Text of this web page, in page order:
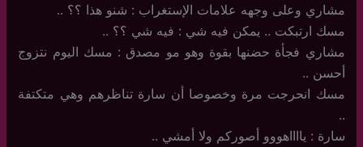
مشاري وعلى وجهه علامات الإستغراب : شنو هذا ؟؟ ..
مسك ارتبكت .. يمكن فيه شي : فيه شي ؟؟ ..
مشاري فجأة حضنها بقوة وهو مو مصدق : مسك اليوم نتزوج
أحسن ..
مسك انحرجت مرة وخصوصا أن سارة تناظرهم وهي متكتفة
..
سارة : يااااهووو أصوركم ولا أمشي ..